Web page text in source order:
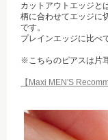
カットアウトエッジと
柄に合わせてエッジに
です。
プレインエッジに比べ
※こちらのピアスは片
【Maxi MEN'S